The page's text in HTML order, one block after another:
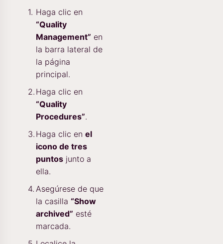
Haga clic en
“Quality
Management” en
la barra lateral de
la página
principal.
Haga clic en
“Quality
Procedures”.
Haga clic en el
icono de tres
puntos junto a
ella.
Asegúrese de que
la casilla “Show
archived” esté
marcada.